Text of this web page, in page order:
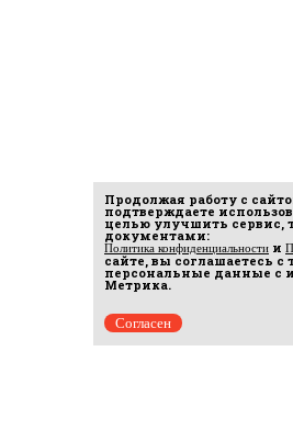
Продолжая работу с
подтверждаете
целью улучшить сервис,
документами:
Политика конфиденциальности и
сайте, вы соглашаетесь
персональные данные с
Метрика.
Согласен